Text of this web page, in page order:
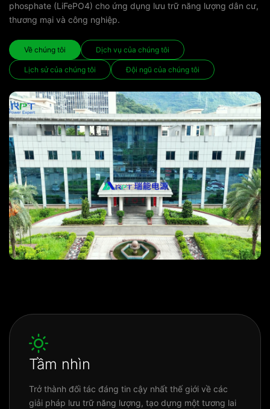
phosphate (LiFePO4) cho ứng dụng lưu trữ năng lượng dân cư,
thương mại và công nghiệp.
Về chúng tôi Dịch vụ của chúng tôi
Lịch sử của chúng tôi Đội ngũ của chúng tôi
Tầm nhìn
Trở thành đối tác đáng tin cậy nhất thế giới về các
giải pháp lưu trữ năng lượng, tạo dựng một tương lai